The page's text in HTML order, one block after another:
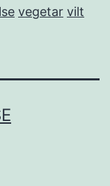
vegetar vilt